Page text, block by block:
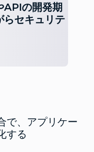
APIの開発期
らセキュリテ
で、アプリケー
する